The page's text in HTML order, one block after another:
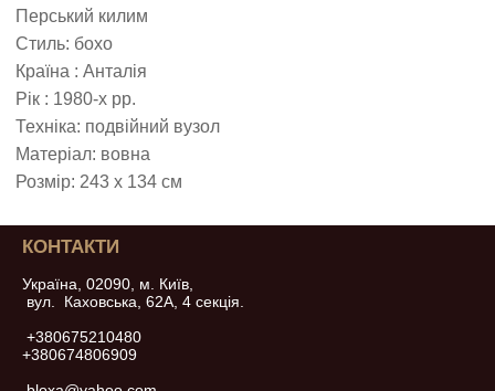
Перський килим
Стиль: бохо
Країна : Анталія
Рік : 1980-х рр.
Техніка: подвійний вузол
Матеріал: вовна
Розмір: 243 х 134 см
КОНТАКТИ
Україна, 02090, м. Київ,
вул. Каховська, 62А, 4 секція.
+380675210480
+380674806909